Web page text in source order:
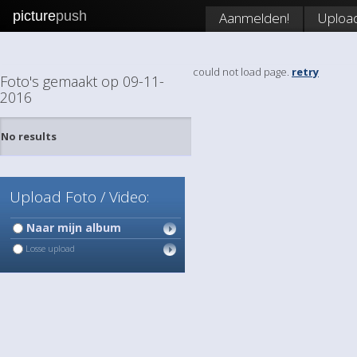
picturepush Aanmelden!
Foto's gemaakt op 09-11-
2016
No results
Upload Foto / Video:
Naar mijn album
Losse upload
could not load page. retry